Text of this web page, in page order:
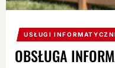
USŁUGI
OBSŁUGA